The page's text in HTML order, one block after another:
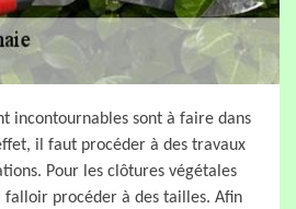
incontournables sont à faire dans
il faut procéder à des travaux
Pour les clôtures végétales
falloir procéder à des tailles. Afin